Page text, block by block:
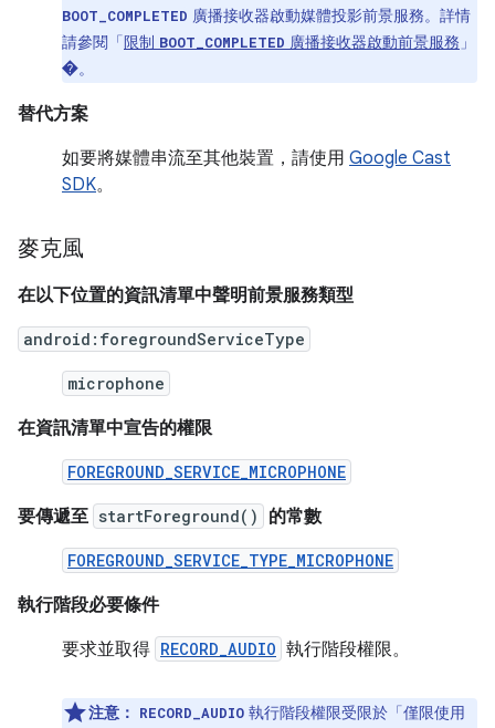
BOOT_COMPLETED 廣播接收器啟動媒體投影前景服務。詳情
請參閱「限制 BOOT_COMPLETED 廣播接收器啟動前景服務 」
�。
替代方案
如要將媒體串流至其他裝置，請使用 Google Cast
SDK。
麥克風
在以下位置的資訊清單中聲明前景服務類型
android:foregroundServiceType
microphone
在資訊清單中宣告的權限
FOREGROUND_SERVICE_MICROPHONE
要傳遞至 startForeground() 的常數
FOREGROUND_SERVICE_TYPE_MICROPHONE
執行階段必要條件
要求並取得 RECORD_AUDIO 執行階段權限。
注意： RECORD_AUDIO 執行階段權限受限於「僅限使用